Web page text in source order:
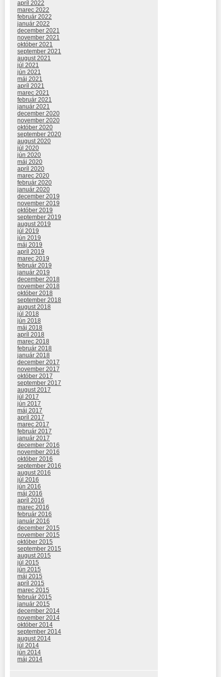
apríl 2022
marec 2022
február 2022
január 2022
december 2021
november 2021
október 2021
september 2021
august 2021
júl 2021
jún 2021
máj 2021
apríl 2021
marec 2021
február 2021
január 2021
december 2020
november 2020
október 2020
september 2020
august 2020
júl 2020
jún 2020
máj 2020
apríl 2020
marec 2020
február 2020
január 2020
december 2019
november 2019
október 2019
september 2019
august 2019
júl 2019
jún 2019
máj 2019
apríl 2019
marec 2019
február 2019
január 2019
december 2018
november 2018
október 2018
september 2018
august 2018
júl 2018
jún 2018
máj 2018
apríl 2018
marec 2018
február 2018
január 2018
december 2017
november 2017
október 2017
september 2017
august 2017
júl 2017
jún 2017
máj 2017
apríl 2017
marec 2017
február 2017
január 2017
december 2016
november 2016
október 2016
september 2016
august 2016
júl 2016
jún 2016
máj 2016
apríl 2016
marec 2016
február 2016
január 2016
december 2015
november 2015
október 2015
september 2015
august 2015
júl 2015
jún 2015
máj 2015
apríl 2015
marec 2015
február 2015
január 2015
december 2014
november 2014
október 2014
september 2014
august 2014
júl 2014
jún 2014
máj 2014